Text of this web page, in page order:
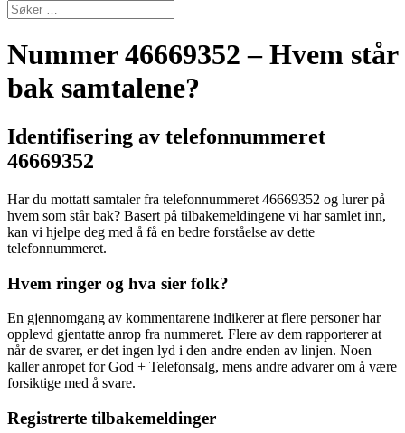
Nummer 46669352 – Hvem står
bak samtalene?
Identifisering av telefonnummeret
46669352
Har du mottatt samtaler fra telefonnummeret 46669352 og lurer på
hvem som står bak? Basert på tilbakemeldingene vi har samlet inn,
kan vi hjelpe deg med å få en bedre forståelse av dette
telefonnummeret.
Hvem ringer og hva sier folk?
En gjennomgang av kommentarene indikerer at flere personer har
opplevd gjentatte anrop fra nummeret. Flere av dem rapporterer at
når de svarer, er det ingen lyd i den andre enden av linjen. Noen
kaller anropet for God + Telefonsalg, mens andre advarer om å være
forsiktige med å svare.
Registrerte tilbakemeldinger